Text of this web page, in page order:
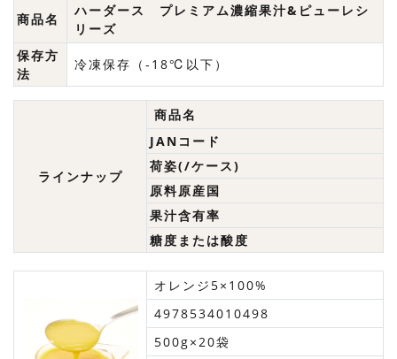
商品名
ハーダース プレミアム濃縮果汁&ピューレシ
リーズ
保存方
法
冷凍保存（-18℃以下）
ラインナップ
商品名
JANコード
荷姿(/ケース)
原料原産国
果汁含有率
糖度または酸度
オレンジ5×100%
4978534010498
500g×20袋